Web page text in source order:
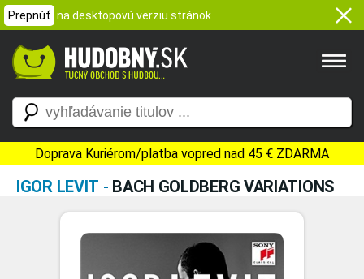
Prepnúť na desktopovú verziu stránok
Doprava Kuriérom/platba vopred nad 45 € ZDARMA
IGOR LEVIT - BACH GOLDBERG VARIATIONS